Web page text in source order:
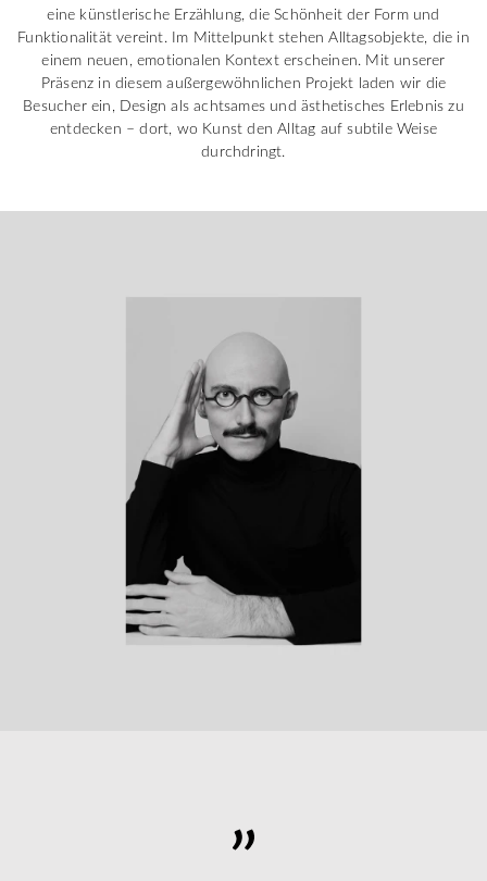
eine künstlerische Erzählung, die Schönheit der Form und
Funktionalität vereint. Im Mittelpunkt stehen Alltagsobjekte, die in
einem neuen, emotionalen Kontext erscheinen. Mit unserer
Präsenz in diesem außergewöhnlichen Projekt laden wir die
Besucher ein, Design als achtsames und ästhetisches Erlebnis zu
entdecken – dort, wo Kunst den Alltag auf subtile Weise
durchdringt.